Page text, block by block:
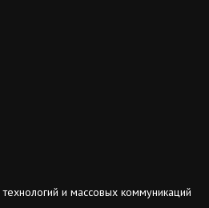
и массовых коммуникаций